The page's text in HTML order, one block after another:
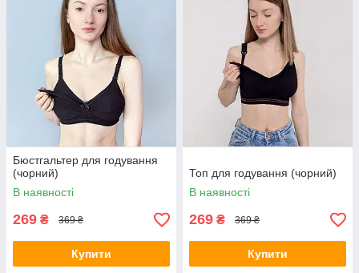
Бюстгальтер для годування
(чорний)
В наявності
269 ₴ 369 ₴
Купити
Топ для годування (чорний)
В наявності
269 ₴ 369 ₴
Купити